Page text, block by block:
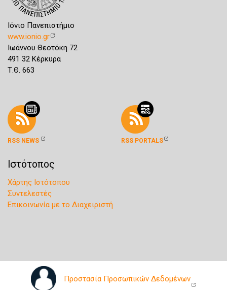
Ιόνιο Πανεπιστήμιο
www.ionio.gr
Ιωάννου Θεοτόκη 72
491 32 Κέρκυρα
Τ.Θ. 663
RSS NEWS RSS PORTALS
Ιστότοπος
Χάρτης Ιστότοπου
Συντελεστές
Επικοινωνία με το Διαχειριστή
Προστασία Προσωπικών Δεδομένων